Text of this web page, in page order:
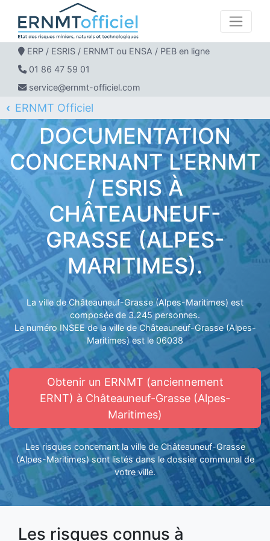
ERP / ESRIS / ERNMT ou ENSA / PEB en ligne
01 86 47 59 01
service@ernmt-officiel.com
ERNMT Officiel
ERP / ESRIS / ERNMT pour CHÂTEAUNEUF-GRASSE
DOCUMENTATION
CONCERNANT L'ERNMT
/ ESRIS À
CHÂTEAUNEUF-
GRASSE (ALPES-
MARITIMES).
La ville de Châteauneuf-Grasse (Alpes-Maritimes) est
composée de 3.245 personnes.
Le numéro INSEE de la ville de Châteauneuf-Grasse (Alpes-
Maritimes) est le 06038
Obtenir un ERNMT (anciennement
ERNT) à Châteauneuf-Grasse (Alpes-
Maritimes)
Les risques concernant la ville de Châteauneuf-Grasse
(Alpes-Maritimes) sont listés dans le dossier communal de
votre ville.
Les risques connus à